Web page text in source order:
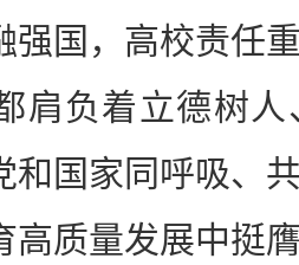
强国，高校责任
肩负着立德树
和国家同呼吸、
高质量发展中挺